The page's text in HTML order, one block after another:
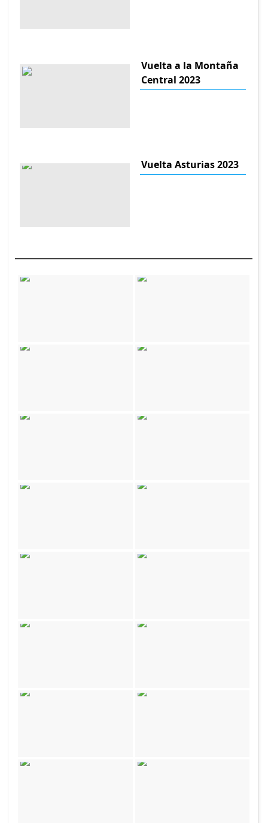
Vuelta a la Montaña
Central 2023
Vuelta Asturias 2023